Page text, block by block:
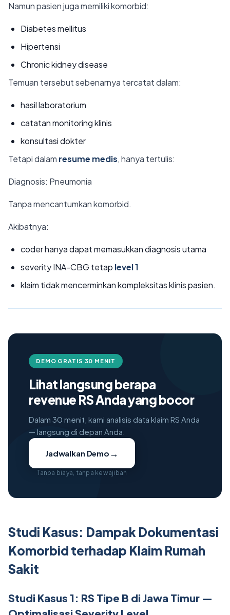
Namun pasien juga memiliki komorbid:
Diabetes mellitus
Hipertensi
Chronic kidney disease
Temuan tersebut sebenarnya tercatat dalam:
hasil laboratorium
catatan monitoring klinis
konsultasi dokter
Tetapi dalam resume medis, hanya tertulis:
Diagnosis: Pneumonia
Tanpa mencantumkan komorbid.
Akibatnya:
coder hanya dapat memasukkan diagnosis utama
severity INA-CBG tetap level 1
klaim tidak mencerminkan kompleksitas klinis pasien.
DEMO GRATIS 30 MENIT
Lihat langsung berapa
revenue RS Anda yang bocor
Dalam 30 menit, kami analisis data klaim RS Anda
— langsung di depan Anda.
Jadwalkan Demo →
Tanpa biaya, tanpa kewajiban
Studi Kasus: Dampak Dokumentasi
Komorbid terhadap Klaim Rumah
Sakit
Studi Kasus 1: RS Tipe B di Jawa Timur —